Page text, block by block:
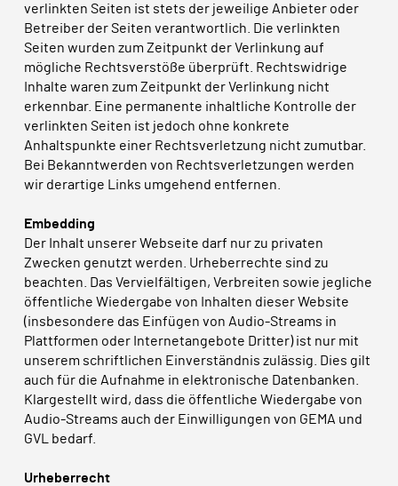
verlinkten Seiten ist stets der jeweilige Anbieter oder
Betreiber der Seiten verantwortlich. Die verlinkten
Seiten wurden zum Zeitpunkt der Verlinkung auf
mögliche Rechtsverstöße überprüft. Rechtswidrige
Inhalte waren zum Zeitpunkt der Verlinkung nicht
erkennbar. Eine permanente inhaltliche Kontrolle der
verlinkten Seiten ist jedoch ohne konkrete
Anhaltspunkte einer Rechtsverletzung nicht zumutbar.
Bei Bekanntwerden von Rechtsverletzungen werden
wir derartige Links umgehend entfernen.
Embedding
Der Inhalt unserer Webseite darf nur zu privaten
Zwecken genutzt werden. Urheberrechte sind zu
beachten. Das Vervielfältigen, Verbreiten sowie jegliche
öffentliche Wiedergabe von Inhalten dieser Website
(insbesondere das Einfügen von Audio-Streams in
Plattformen oder Internetangebote Dritter) ist nur mit
unserem schriftlichen Einverständnis zulässig. Dies gilt
auch für die Aufnahme in elektronische Datenbanken.
Klargestellt wird, dass die öffentliche Wiedergabe von
Audio-Streams auch der Einwilligungen von GEMA und
GVL bedarf.
Urheberrecht